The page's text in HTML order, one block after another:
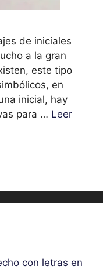
de iniciales
a la gran
este tipo
en
inicial, hay
para … Leer
con letras en